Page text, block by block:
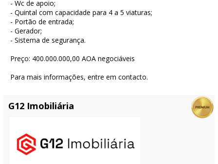
- Wc de apoio;
- Quintal com capacidade para 4 a 5 viaturas;
- Portão de entrada;
- Gerador;
- Sistema de segurança.
Preço: 400.000.000,00 AOA negociáveis
Para mais informações, entre em contacto.
G12 Imobiliária